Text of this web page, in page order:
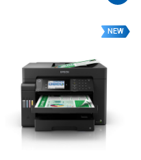
NEW